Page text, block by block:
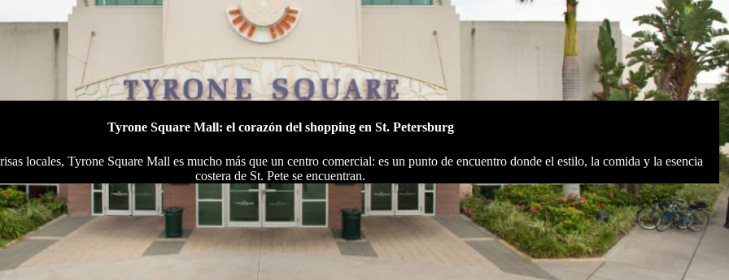
Tyrone Square Mall: el corazón del shopping en St. Petersburg
locales, Tyrone Square Mall es mucho más que un centro comercial: es un punto de encuentro donde el estilo, la comida y la esencia
costera de St. Pete se encuentran.